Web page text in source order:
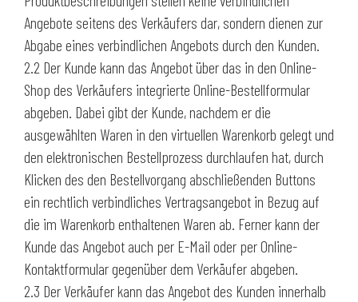
Angebote seitens des Verkäufers dar, sondern dienen zur
Abgabe eines verbindlichen Angebots durch den Kunden.
2.2 Der Kunde kann das Angebot über das in den Online-
Shop des Verkäufers integrierte Online-Bestellformular
abgeben. Dabei gibt der Kunde, nachdem er die
ausgewählten Waren in den virtuellen Warenkorb gelegt und
den elektronischen Bestellprozess durchlaufen hat, durch
Klicken des den Bestellvorgang abschließenden Buttons
ein rechtlich verbindliches Vertragsangebot in Bezug auf
die im Warenkorb enthaltenen Waren ab. Ferner kann der
Kunde das Angebot auch per E-Mail oder per Online-
Kontaktformular gegenüber dem Verkäufer abgeben.
2.3 Der Verkäufer kann das Angebot des Kunden innerhalb